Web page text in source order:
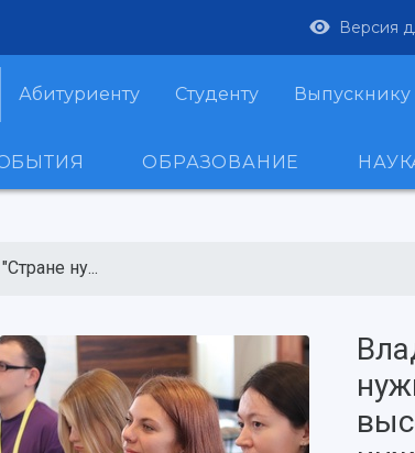
Версия
Абитуриенту Студенту Выпускнику
ОБРАЗОВАНИЕ
ну...